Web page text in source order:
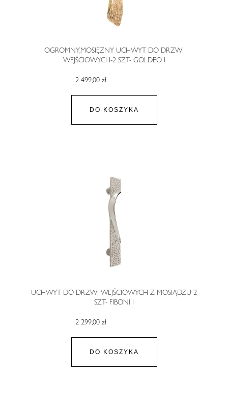
OGROMNY,MOSIĘŻNY UCHWYT DO DRZWI
WEJŚCIOWYCH-2 SZT- GOLDEO I
2 499,00 zł
DO KOSZYKA
UCHWYT DO DRZWI WEJŚCIOWYCH Z MOSIĄDZU-2
SZT- FIBONI I
2 299,00 zł
DO KOSZYKA